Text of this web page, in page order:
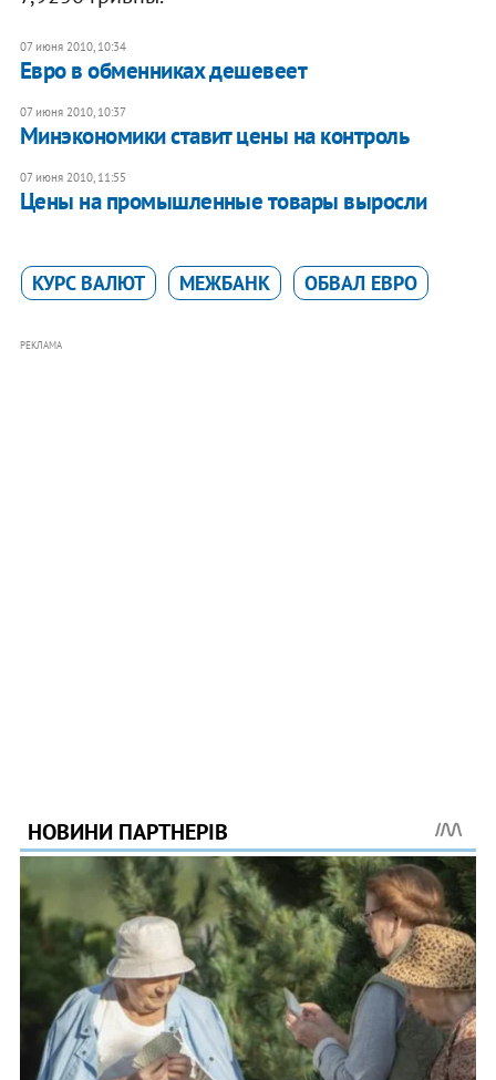
07 июня 2010, 10:34
Евро в обменниках дешевеет
07 июня 2010, 10:37
Минэкономики ставит цены на контроль
07 июня 2010, 11:55
Цены на промышленные товары выросли
КУРС ВАЛЮТ МЕЖБАНК ОБВАЛ ЕВРО
РЕКЛАМА